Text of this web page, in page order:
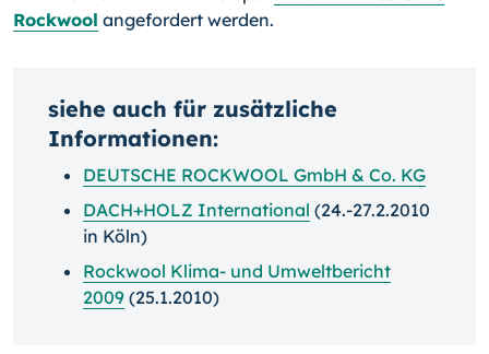
Rockwool angefordert werden.
siehe auch für zusätzliche
Informationen:
DEUTSCHE ROCKWOOL GmbH & Co. KG
DACH+HOLZ International (24.-27.2.2010
in Köln)
Rockwool Klima- und Umweltbericht
2009 (25.1.2010)